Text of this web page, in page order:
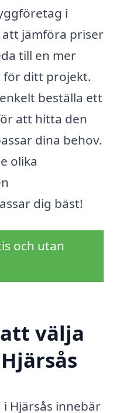
i
jämföra priser
till en mer
för ditt projekt.
beställa ett
att hitta den
dina behov.
olika
dig bäst!
och utan
välja
Hjärsås innebär